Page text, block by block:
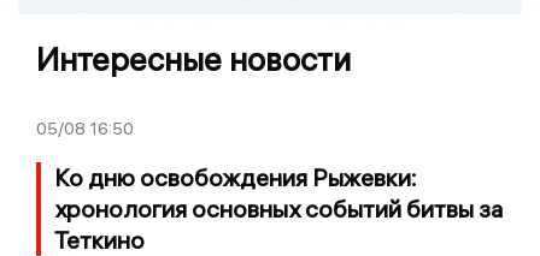
Интересные новости
05/08 16:50
Ко дню освобождения Рыжевки:
хронология основных событий битвы за
Теткино